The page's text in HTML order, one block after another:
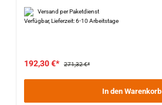
Versand per Paketdienst
Verfügbar, Lieferzeit: 6-10 Arbeitstage
192,30 €* 271,32 €*
In den Warenkorb